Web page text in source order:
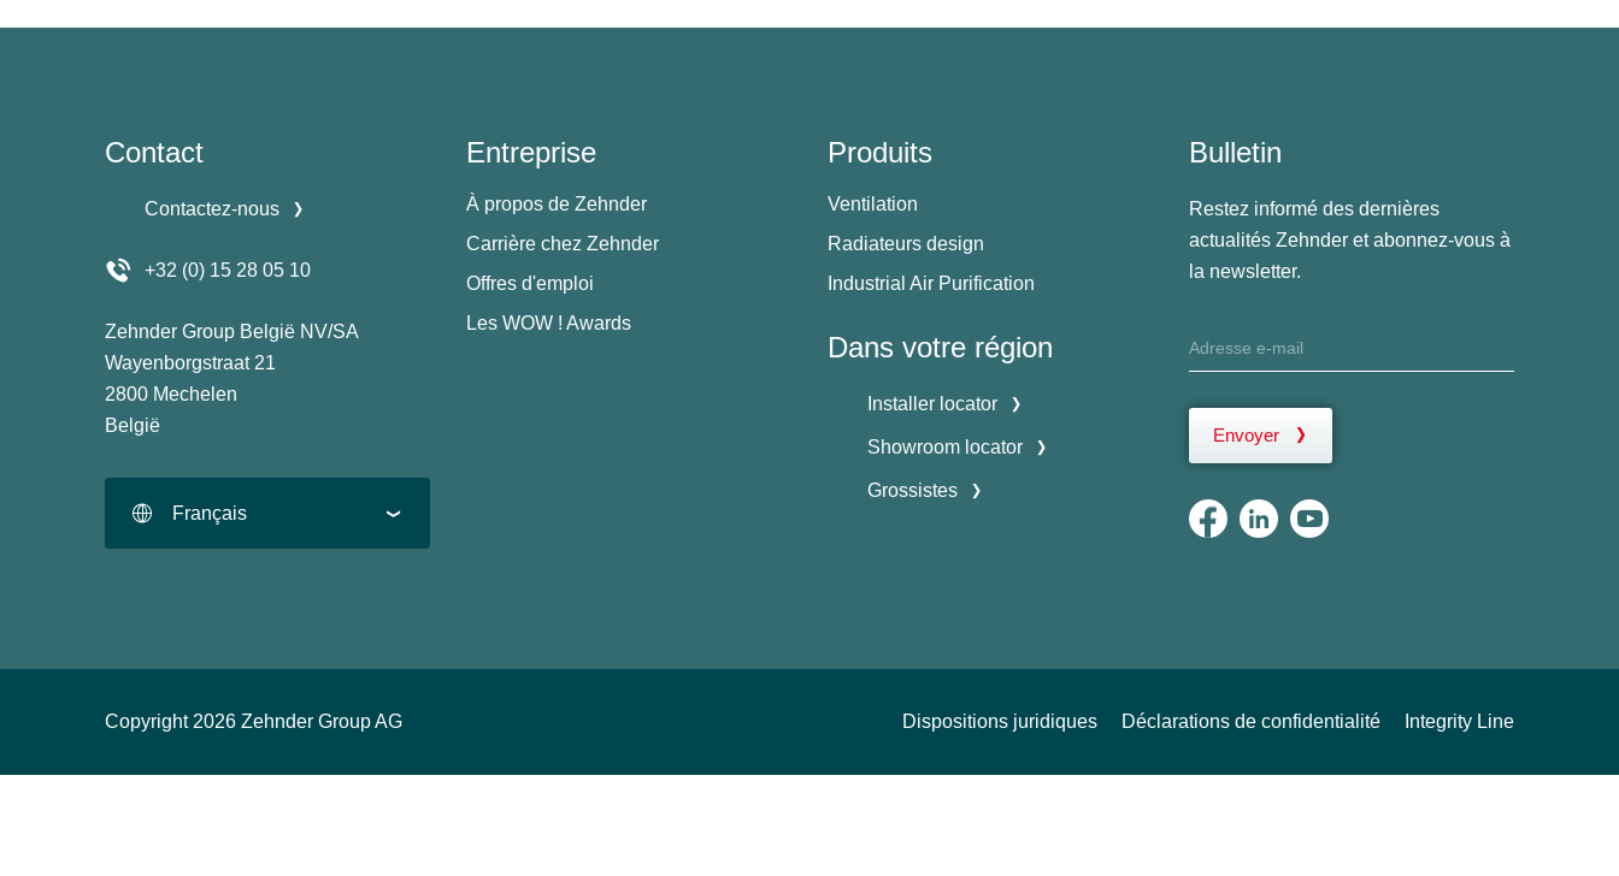
Contact
Contactez-nous
+32 (0) 15 28 05 10
Zehnder Group België NV/SA
Wayenborgstraat 21
2800 Mechelen
België
Français
Entreprise
À propos de Zehnder
Carrière chez Zehnder
Offres d'emploi
Les WOW ! Awards
Produits
Ventilation
Radiateurs design
Industrial Air Purification
Dans votre région
Installer locator
Showroom locator
Grossistes
Bulletin
Restez informé des dernières
actualités Zehnder et abonnez-vous à
la newsletter.
Envoyer
Copyright 2026 Zehnder Group AG Dispositions juridiques Déclarations de confidentialité Integrity Line